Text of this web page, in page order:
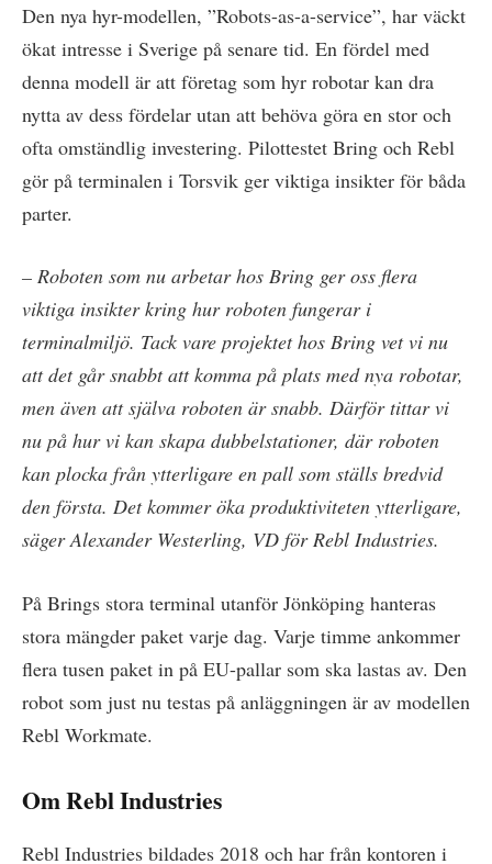
Den nya hyr-modellen, ”Robots-as-a-service”, har väckt
ökat intresse i Sverige på senare tid. En fördel med
denna modell är att företag som hyr robotar kan dra
nytta av dess fördelar utan att behöva göra en stor och
ofta omständlig investering. Pilottestet Bring och Rebl
gör på terminalen i Torsvik ger viktiga insikter för båda
parter.
– Roboten som nu arbetar hos Bring ger oss flera
viktiga insikter kring hur roboten fungerar i
terminalmiljö. Tack vare projektet hos Bring vet vi nu
att det går snabbt att komma på plats med nya robotar,
men även att själva roboten är snabb. Därför tittar vi
nu på hur vi kan skapa dubbelstationer, där roboten
kan plocka från ytterligare en pall som ställs bredvid
den första. Det kommer öka produktiviteten ytterligare,
säger Alexander Westerling, VD för Rebl Industries.
På Brings stora terminal utanför Jönköping hanteras
stora mängder paket varje dag. Varje timme ankommer
flera tusen paket in på EU-pallar som ska lastas av. Den
robot som just nu testas på anläggningen är av modellen
Rebl Workmate.
Om Rebl Industries
Rebl Industries bildades 2018 och har från kontoren i